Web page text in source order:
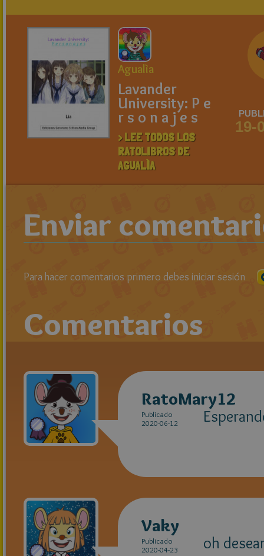
Agualìa
Lavander
University: P e
r s o n a j e s
> LEE TODOS LOS
RATOLIBROS DE
AGUALÌA
19-
Enviar
Para hacer comentarios primero debes iniciar sesión
Comentarios
RatoMary12
Publicado
2020-06-12
Vaky
Publicado
2020-04-23
oh